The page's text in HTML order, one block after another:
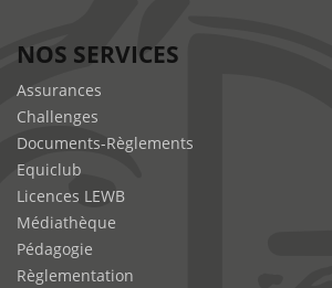
NOS SERVICES
Assurances
Challenges
Documents-Règlements
Equiclub
Licences LEWB
Médiathèque
Pédagogie
Règlementation